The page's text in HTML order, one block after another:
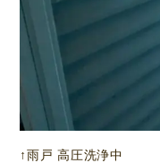
↑雨戸 高圧洗浄中